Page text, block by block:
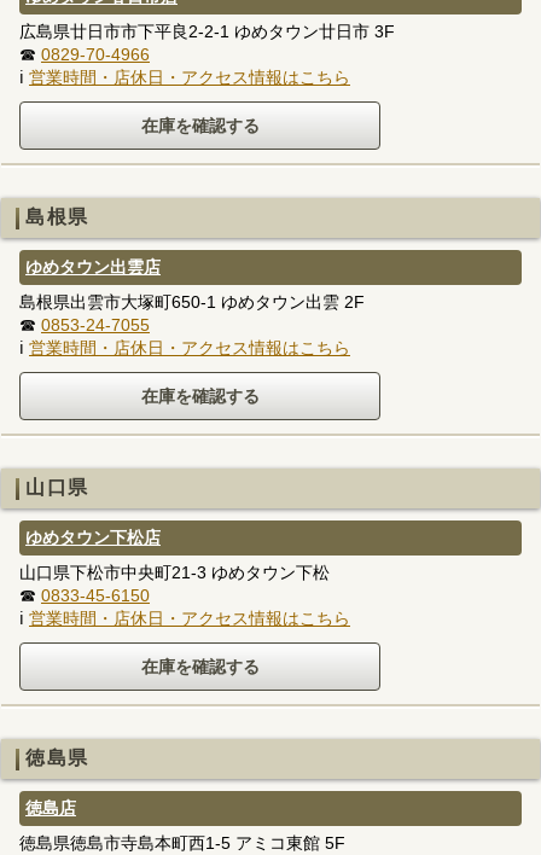
広島県廿日市市下平良2-2-1 ゆめタウン廿日市 3F
☎ 0829-70-4966
ℹ 営業時間・店休日・アクセス情報はこちら
島根県
ゆめタウン出雲店
島根県出雲市大塚町650-1 ゆめタウン出雲 2F
☎ 0853-24-7055
ℹ 営業時間・店休日・アクセス情報はこちら
山口県
ゆめタウン下松店
山口県下松市中央町21-3 ゆめタウン下松
☎ 0833-45-6150
ℹ 営業時間・店休日・アクセス情報はこちら
徳島県
徳島店
徳島県徳島市寺島本町西1-5 アミコ東館 5F